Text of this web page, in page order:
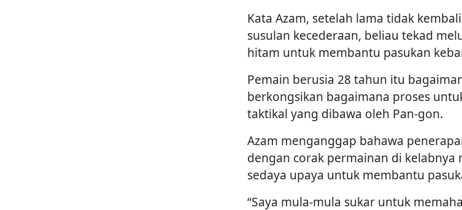
Kata Azam, setelah lama tidak
susulan kecederaan, beliau tekad
hitam untuk membantu pasukan
Pemain berusia 28 tahun itu
berkongsikan bagaimana proses
taktikal yang dibawa oleh Pan-gon.
Azam menganggap bahawa
dengan corak permainan di kelabnya
sedaya upaya untuk membantu
“Saya mula-mula sukar untuk